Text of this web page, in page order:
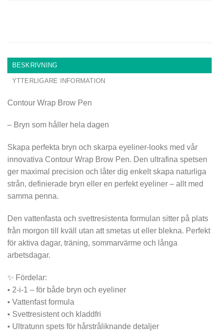
BESKRIVNING
YTTERLIGARE INFORMATION
Contour Wrap Brow Pen
– Bryn som håller hela dagen
Skapa perfekta bryn och skarpa eyeliner-looks med vår
innovativa Contour Wrap Brow Pen. Den ultrafina spetsen
ger maximal precision och låter dig enkelt skapa naturliga
strån, definierade bryn eller en perfekt eyeliner – allt med
samma penna.
Den vattenfasta och svettresistenta formulan sitter på plats
från morgon till kväll utan att smetas ut eller blekna. Perfekt
för aktiva dagar, träning, sommarvärme och långa
arbetsdagar.
✨ Fördelar:
• 2-i-1 – för både bryn och eyeliner
• Vattenfast formula
• Svettresistent och kladdfri
• Ultratunn spets för hårstråliknande detaljer